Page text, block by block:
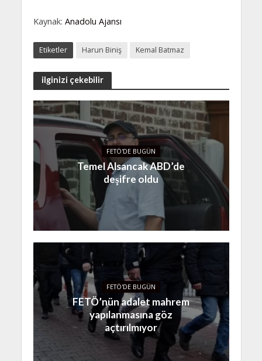
Kaynak: Anadolu Ajansı
Etiketler Harun Biniş Kemal Batmaz
ilginizi çekebilir
FETÖ'DE BUGÜN
Temel Alsancak ABD’de
deşifre oldu
FETÖ'DE BUGÜN
FETÖ’nün adalet mahrem
yapılanmasına göz
açtırılmıyor